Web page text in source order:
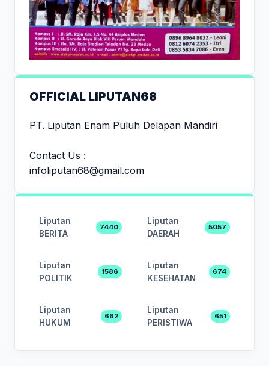
OFFICIAL LIPUTAN68
PT. Liputan Enam Puluh Delapan Mandiri
Contact Us :
infoliputan68@gmail.com
Liputan
BERITA
7440
Liputan
DAERAH
5057
Liputan
POLITIK
1586
Liputan
KESEHATAN
674
Liputan
HUKUM
662
Liputan
PERISTIWA
651